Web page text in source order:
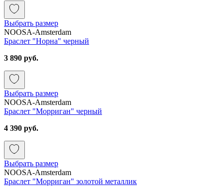
Выбрать размер
NOOSA-Amsterdam
Браслет "Норна" черный
3 890 руб.
Выбрать размер
NOOSA-Amsterdam
Браслет "Морриган" черный
4 390 руб.
Выбрать размер
NOOSA-Amsterdam
Браслет "Морриган" золотой металлик